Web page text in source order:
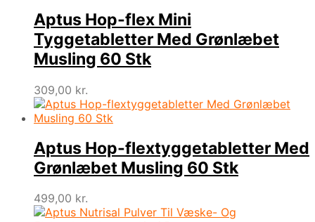
Aptus Hop-flex Mini
Tyggetabletter Med Grønlæbet
Musling 60 Stk
309,00 kr.
Aptus Hop-flextyggetabletter Med
Grønlæbet Musling 60 Stk
499,00 kr.